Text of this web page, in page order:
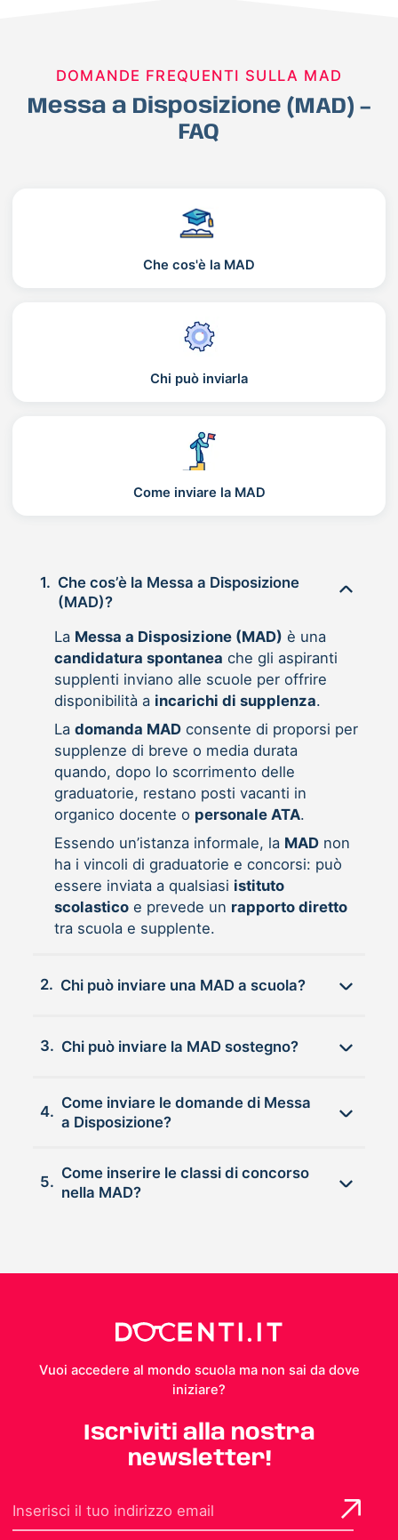
DOMANDE FREQUENTI SULLA MAD
Messa a Disposizione (MAD) –
FAQ
Che cos'è la MAD
Chi può inviarla
Come inviare la MAD
1. Che cos’è la Messa a Disposizione
(MAD)?
La Messa a Disposizione (MAD) è una
candidatura spontanea che gli aspiranti
supplenti inviano alle scuole per offrire
disponibilità a incarichi di supplenza.
La domanda MADconsente di proporsi per
supplenze di breve o media durata
quando, dopo lo scorrimento delle
graduatorie, restano posti vacanti in
organico docente o personale ATA.
Essendo un’istanza informale, la MADnon
ha i vincoli di graduatorie e concorsi: può
essere inviata a qualsiasi istituto
scolasticoe prevede un rapporto diretto
tra scuola e supplente.
2. Chi può inviare una MAD a scuola?
3. Chi può inviare la MAD sostegno?
4.
Come inviare le domande di Messa
a Disposizione?
5.
Come inserire le classi di concorso
nella MAD?
Vuoi accedere al mondo scuola ma non sai da dove
iniziare?
Iscriviti alla nostra
newsletter!